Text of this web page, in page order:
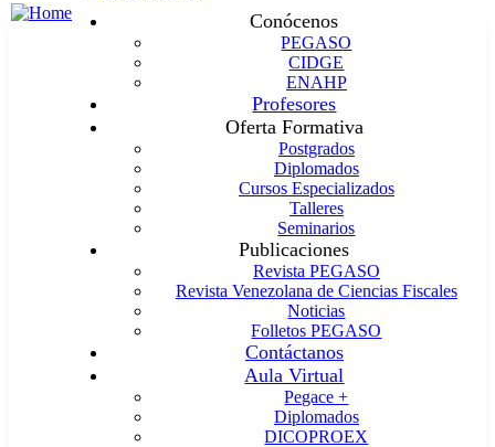
Conócenos
PEGASO
CIDGE
ENAHP
Profesores
Oferta Formativa
Postgrados
Diplomados
Cursos Especializados
Talleres
Seminarios
Publicaciones
Revista PEGASO
Revista Venezolana de Ciencias Fiscales
Noticias
Folletos PEGASO
Contáctanos
Aula Virtual
Pegace +
Diplomados
DICOPROEX